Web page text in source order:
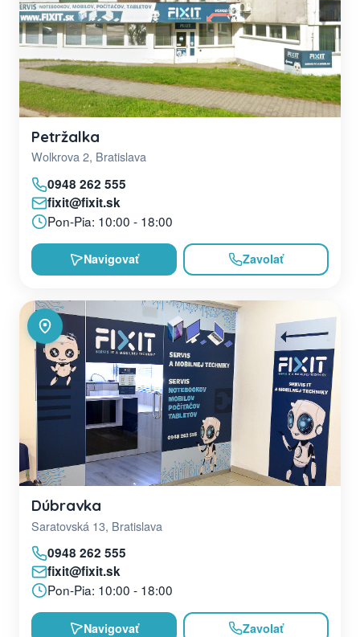
Petržalka
Wolkrova 2, Bratislava
0948 262 555
fixit@fixit.sk
Pon-Pia: 10:00 - 18:00
Navigovať Zavolať
Dúbravka
Saratovská 13, Bratislava
0948 262 555
fixit@fixit.sk
Pon-Pia: 10:00 - 18:00
Navigovať Zavolať